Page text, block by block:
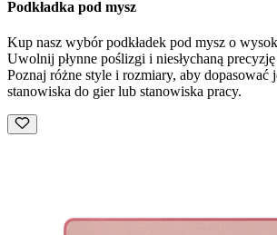
Podkładka pod mysz
Kup nasz wybór podkładek pod mysz o
Uwolnij płynne poślizgi i niesłychaną
Poznaj różne style i rozmiary, aby dopasować
stanowiska do gier lub stanowiska pracy.